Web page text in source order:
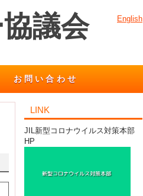
議会 English
お問い合わせ
LINK
JIL新型コロナウイルス対策本部
HP